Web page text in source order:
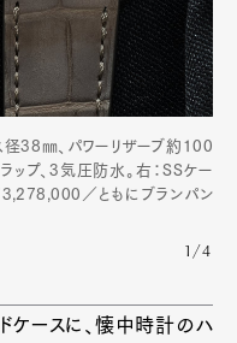
径38㎜、パワーリザーブ約100
ップ、3気圧防水。右：SSケー
／ともにブランパン
1/4
ケースに、懐中時計のハ